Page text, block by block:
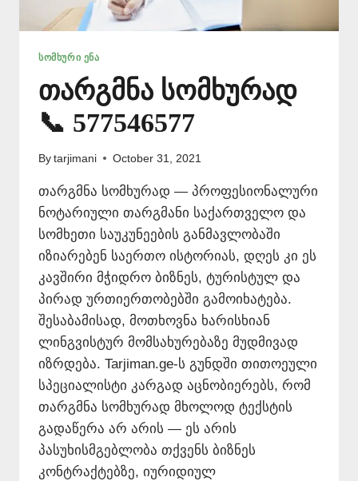
ᲡᲝᲛᲮᲣᲠᲘ ᲔᲜᲐ
თარგმნა სომხურად
📞 577546577
By tarjimani October 31, 2021
თარგმნა სომხურად — პროფესიონალური
ნოტარიული თარგმანი საქართველო და
სომხეთი საუკუნეების განმავლობაში
იზიარებენ საერთო ისტორიას, დღეს კი ეს
კავშირი მჭიდრო ბიზნეს, ტურისტულ და
პირად ურთიერთობებში გამოიხატება.
შესაბამისად, მოთხოვნა ხარისხიან
ლინგვისტურ მომსახურებაზე მუდმივად
იზრდება. Tarjiman.ge-ს გუნდში თითოეული
სპეციალისტი კარგად აცნობიერებს, რომ
თარგმნა სომხურად მხოლოდ ტექსტის
გადაწერა არ არის — ეს არის
პასუხისმგებლობა თქვენს ბიზნეს
კონტრაქტებზე, იურიდიულ